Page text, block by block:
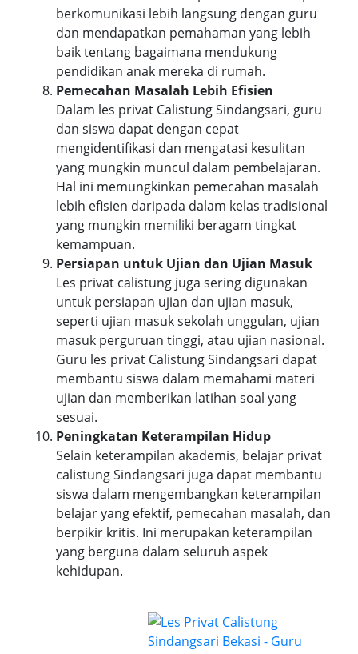
berkomunikasi lebih langsung dengan guru
dan mendapatkan pemahaman yang lebih
baik tentang bagaimana mendukung
pendidikan anak mereka di rumah.
Pemecahan Masalah Lebih Efisien
Dalam les privat Calistung Sindangsari, guru
dan siswa dapat dengan cepat
mengidentifikasi dan mengatasi kesulitan
yang mungkin muncul dalam pembelajaran.
Hal ini memungkinkan pemecahan masalah
lebih efisien daripada dalam kelas tradisional
yang mungkin memiliki beragam tingkat
kemampuan.
Persiapan untuk Ujian dan Ujian Masuk
Les privat calistung juga sering digunakan
untuk persiapan ujian dan ujian masuk,
seperti ujian masuk sekolah unggulan, ujian
masuk perguruan tinggi, atau ujian nasional.
Guru les privat Calistung Sindangsari dapat
membantu siswa dalam memahami materi
ujian dan memberikan latihan soal yang
sesuai.
Peningkatan Keterampilan Hidup
Selain keterampilan akademis, belajar privat
calistung Sindangsari juga dapat membantu
siswa dalam mengembangkan keterampilan
belajar yang efektif, pemecahan masalah, dan
berpikir kritis. Ini merupakan keterampilan
yang berguna dalam seluruh aspek
kehidupan.